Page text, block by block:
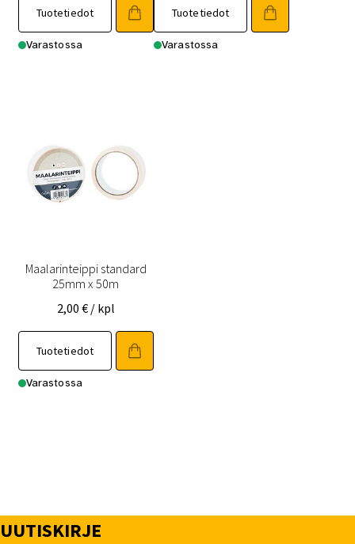
Tuotetiedot
Varastossa
Tuotetiedot
Varastossa
Maalarinteippi standard
25mm x 50m
2,00 € / kpl
Tuotetiedot
Varastossa
UUTISKIRJE